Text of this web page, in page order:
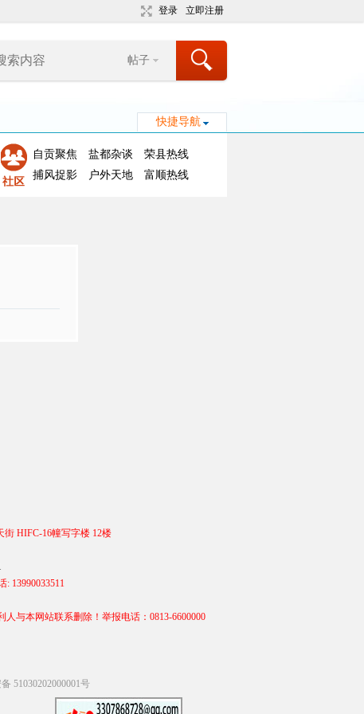
登录 立即注册
帖子
快捷导航
自贡聚焦 盐都杂谈
荣县热线
捕风捉影
户外天地 富顺热线
街 HIFC-16幢写字楼 12楼
13990033511
与本网站联系删除！举报电话：0813-6600000
51030202000001号